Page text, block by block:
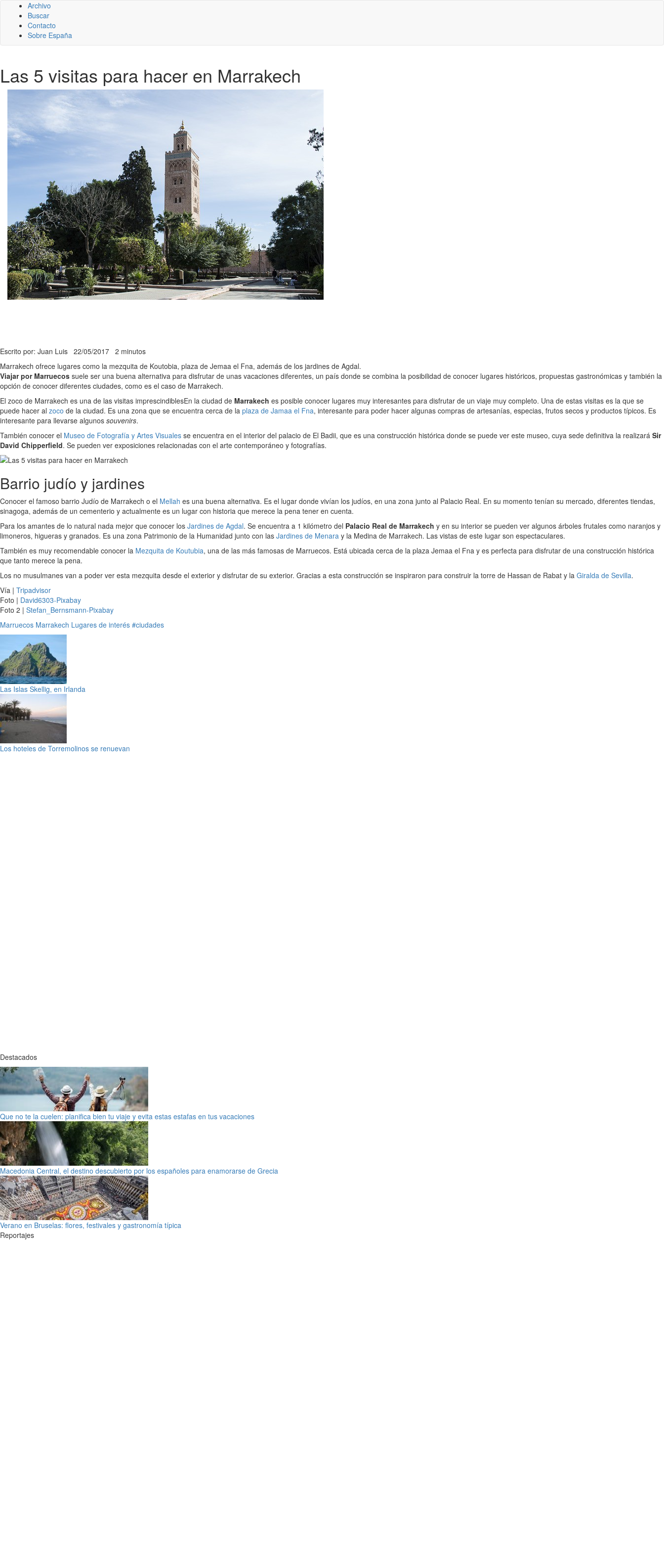
Archivo
Buscar
Contacto
Sobre España
Las 5 visitas para hacer en Marrakech
Escrito por: Juan Luis 22/05/2017 2 minutos
Marrakech ofrece lugares como la mezquita de Koutobia, plaza de Jemaa el Fna, además de los jardines de Agdal.
Viajar por Marruecos suele ser una buena alternativa para disfrutar de unas vacaciones diferentes, un país donde se combina la posibilidad de conocer lugares históricos, propuestas gastronómicas y también la
opción de conocer diferentes ciudades, como es el caso de Marrakech.
El zoco de Marrakech es una de las visitas imprescindiblesEn la ciudad de Marrakech es posible conocer lugares muy interesantes para disfrutar de un viaje muy completo. Una de estas visitas es la que se
puede hacer al zoco de la ciudad. Es una zona que se encuentra cerca de la plaza de Jamaa el Fna, interesante para poder hacer algunas compras de artesanías, especias, frutos secos y productos típicos. Es
interesante para llevarse algunos souvenirs.
También conocer el Museo de Fotografía y Artes Visuales se encuentra en el interior del palacio de El Badii, que es una construcción histórica donde se puede ver este museo, cuya sede definitiva la realizará Sir
David Chipperfield. Se pueden ver exposiciones relacionadas con el arte contemporáneo y fotografías.
Barrio judío y jardines
Conocer el famoso barrio Judío de Marrakech o el Mellah es una buena alternativa. Es el lugar donde vivían los judíos, en una zona junto al Palacio Real. En su momento tenían su mercado, diferentes tiendas,
sinagoga, además de un cementerio y actualmente es un lugar con historia que merece la pena tener en cuenta.
Para los amantes de lo natural nada mejor que conocer los Jardines de Agdal. Se encuentra a 1 kilómetro del Palacio Real de Marrakech y en su interior se pueden ver algunos árboles frutales como naranjos y
limoneros, higueras y granados. Es una zona Patrimonio de la Humanidad junto con las Jardines de Menara y la Medina de Marrakech. Las vistas de este lugar son espectaculares.
También es muy recomendable conocer la Mezquita de Koutubia, una de las más famosas de Marruecos. Está ubicada cerca de la plaza Jemaa el Fna y es perfecta para disfrutar de una construcción histórica
que tanto merece la pena.
Los no musulmanes van a poder ver esta mezquita desde el exterior y disfrutar de su exterior. Gracias a esta construcción se inspiraron para construir la torre de Hassan de Rabat y la Giralda de Sevilla.
Vía | Tripadvisor
Foto | David6303-Pixabay
Foto 2 | Stefan_Bernsmann-Pixabay
Marruecos Marrakech Lugares de interés #ciudades
Las Islas Skellig, en Irlanda
Los hoteles de Torremolinos se renuevan
Destacados
Que no te la cuelen: planifica bien tu viaje y evita estas estafas en tus vacaciones
Macedonia Central, el destino descubierto por los españoles para enamorarse de Grecia
Verano en Bruselas: flores, festivales y gastronomía típica
Reportajes